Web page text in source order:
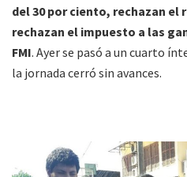
del 30 por ciento, rechazan
rechazan el impuesto a las
FMI. Ayer se pasó a un cuarto
la jornada cerró sin avances.